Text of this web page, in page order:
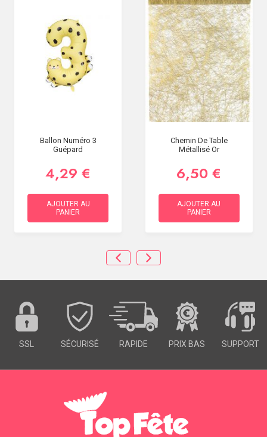
Ballon Numéro 3
Guépard
4,29 €
AJOUTER AU
PANIER
Chemin De Table
Métallisé Or
6,50 €
AJOUTER AU
PANIER
SSL SÉCURISÉ RAPIDE PRIX BAS SUPPORT